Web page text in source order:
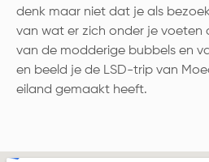
denk maar niet dat je als
van wat er zich onder je voeten
van de modderige bubbels en
en beeld je de LSD-trip van
eiland gemaakt heeft.